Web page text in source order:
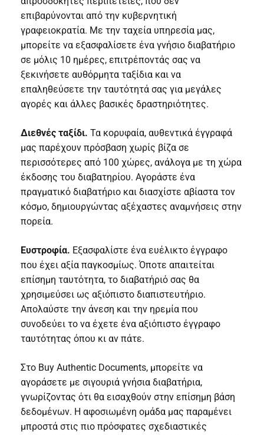
επιβαρύνονται από την κυβερνητική
γραφειοκρατία. Με την ταχεία υπηρεσία μας,
μπορείτε να εξασφαλίσετε ένα γνήσιο διαβατήριο
σε μόλις 10 ημέρες, επιτρέποντάς σας να
ξεκινήσετε αυθόρμητα ταξίδια και να
επαληθεύσετε την ταυτότητά σας για μεγάλες
αγορές και άλλες βασικές δραστηριότητες.
Διεθνές ταξίδι. Τα κορυφαία, αυθεντικά έγγραφά
μας παρέχουν πρόσβαση χωρίς βίζα σε
περισσότερες από 100 χώρες, ανάλογα με τη χώρα
έκδοσης του διαβατηρίου. Αγοράστε ένα
πραγματικό διαβατήριο και διασχίστε αβίαστα τον
κόσμο, δημιουργώντας αξέχαστες αναμνήσεις στην
πορεία.
Ευστροφία. Εξασφαλίστε ένα ευέλικτο έγγραφο
που έχει αξία παγκοσμίως. Όποτε απαιτείται
επίσημη ταυτότητα, το διαβατήριό σας θα
χρησιμεύσει ως αξιόπιστο διαπιστευτήριο.
Απολαύστε την άνεση και την ηρεμία που
συνοδεύει το να έχετε ένα αξιόπιστο έγγραφο
ταυτότητας όπου κι αν πάτε.
Στο Buy Authentic Documents, μπορείτε να
αγοράσετε με σιγουριά γνήσια διαβατήρια,
γνωρίζοντας ότι θα εισαχθούν στην επίσημη βάση
δεδομένων. Η αφοσιωμένη ομάδα μας παραμένει
μπροστά στις πιο πρόσφατες σχεδιαστικές